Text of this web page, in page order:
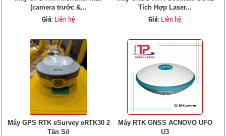
(camera trước &...
Giá: Liên hệ
Tích Hợp Laser...
Giá: Liên hệ
Máy GPS RTK eSurvey eRTK30 2
Tần Số
Máy RTK GNSS ACNOVO UFO
U3